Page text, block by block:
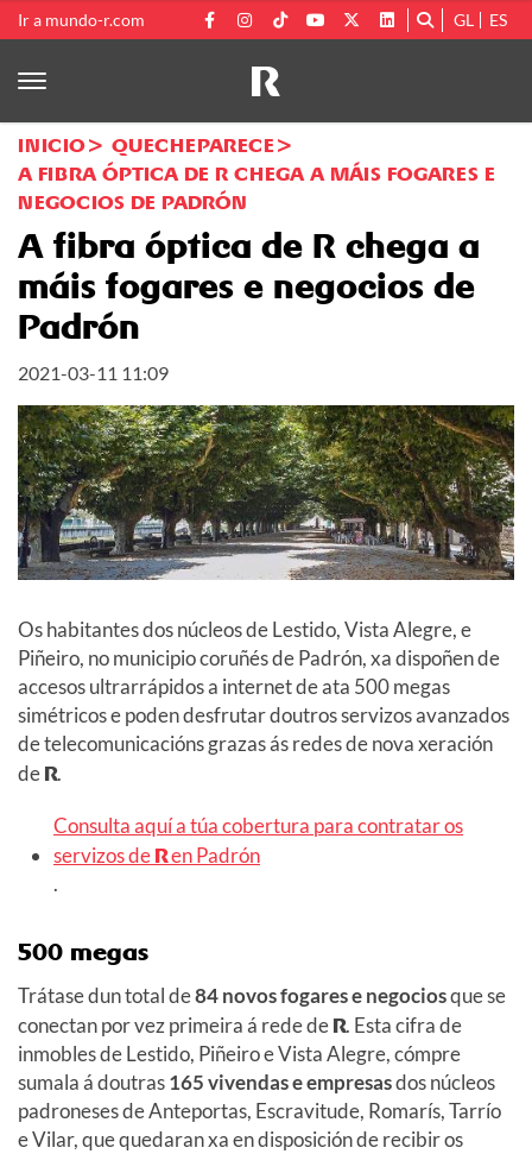
Ir a mundo-r.com GL ES
INICIO
QUECHEPARECE
A FIBRA ÓPTICA DE R CHEGA A MÁIS FOGARES E
NEGOCIOS DE PADRÓN
A fibra óptica de R chega a
máis fogares e negocios de
Padrón
2021-03-11 11:09
Os habitantes dos núcleos de Lestido, Vista Alegre, e
Piñeiro, no municipio coruñés de Padrón, xa dispoñen de
accesos ultrarrápidos a internet de ata 500 megas
simétricos e poden desfrutar doutros servizos avanzados
de telecomunicacións grazas ás redes de nova xeración
deR.
Consulta aquí a túa cobertura para contratar os
servizos deRen Padrón
.
500 megas
Trátase dun total de84 novos fogares e negociosque se
conectan por vez primeira á rede deR. Esta cifra de
inmobles de Lestido, Piñeiro e Vista Alegre, cómpre
sumala á doutras165 vivendas e empresasdos núcleos
padroneses de Anteportas, Escravitude, Romarís, Tarrío
e Vilar, que quedaran xa en disposición de recibir os